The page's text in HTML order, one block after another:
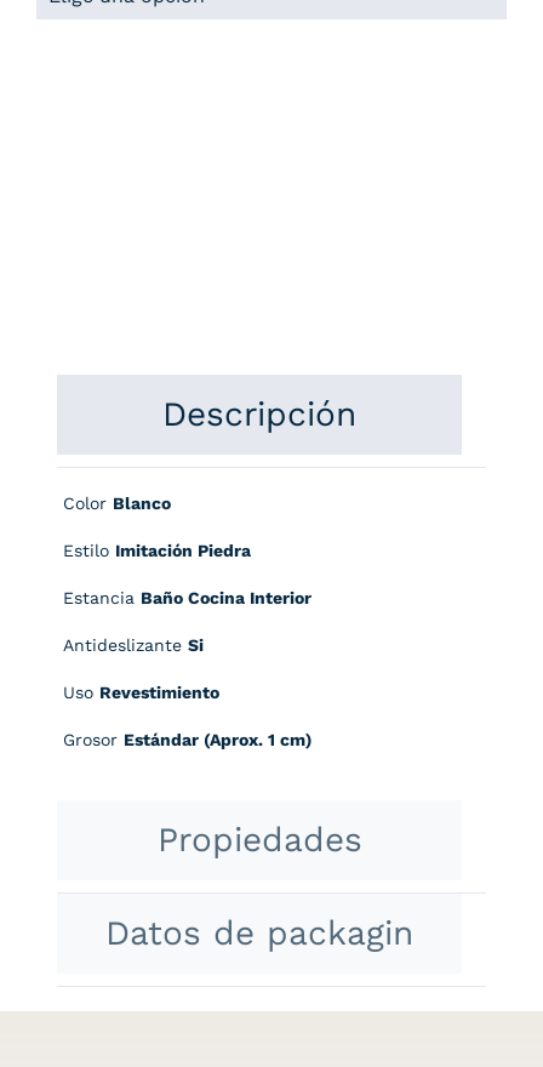
Descripción
Color Blanco
Estilo Imitación Piedra
Estancia Baño Cocina Interior
Antideslizante Si
Uso Revestimiento
Grosor Estándar (Aprox. 1 cm)
Propiedades
Datos de packagin